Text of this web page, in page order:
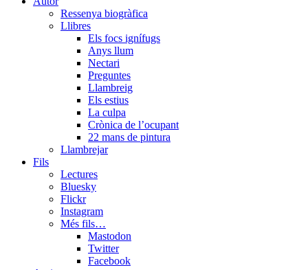
Ressenya biogràfica
Llibres
Els focs ignífugs
Anys llum
Nectari
Preguntes
Llambreig
Els estius
La culpa
Crònica de l’ocupant
22 mans de pintura
Llambrejar
Fils
Lectures
Bluesky
Flickr
Instagram
Més fils…
Mastodon
Twitter
Facebook